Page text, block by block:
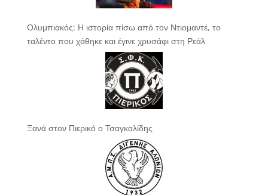
Ολυμπιακός: Η ιστορία πίσω από τον Ντιομαντέ, το
ταλέντο που χάθηκε και έγινε χρυσάφι στη Ρεάλ
Ξανά στον Πιερικό ο Τσαγκαλίδης